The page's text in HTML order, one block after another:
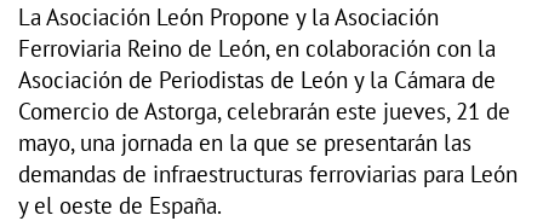
La Asociación León Propone y la Asociación
Ferroviaria Reino de León, en colaboración con la
Asociación de Periodistas de León y la Cámara de
Comercio de Astorga, celebrarán este jueves, 21 de
mayo, una jornada en la que se presentarán las
demandas de infraestructuras ferroviarias para León
y el oeste de España.